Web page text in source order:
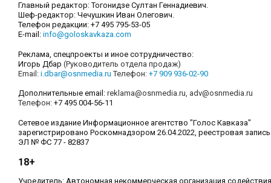
Главный редактор: Тогонидзе Султан Геннадиевич.
Шеф-редактор: Чечушкин Иван Олегович.
Телефон редакции: +7 495 795-53-05
E-mail: info@goloskavkaza.com
Реклама, спецпроекты и иное сотрудничество:
Игорь Дбар (Руководитель отдела продаж)
Email: i.dbar@osnmedia.ru Телефон: +7 909 936-02-90
Дополнительные email: reklama@osnmedia.ru, adv@osnmedia.ru
Телефон: +7 495 004-56-11
Сетевое издание Информационное агентство "Голос Кавказа"
зарегистрировано Роскомнадзором 26.04.2022, реестровая запись
ЭЛ № ФС 77 - 82837
18+
Учредитель: Автономная некоммерческая организация содействия